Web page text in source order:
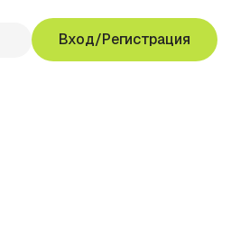
Вход/Регистрация